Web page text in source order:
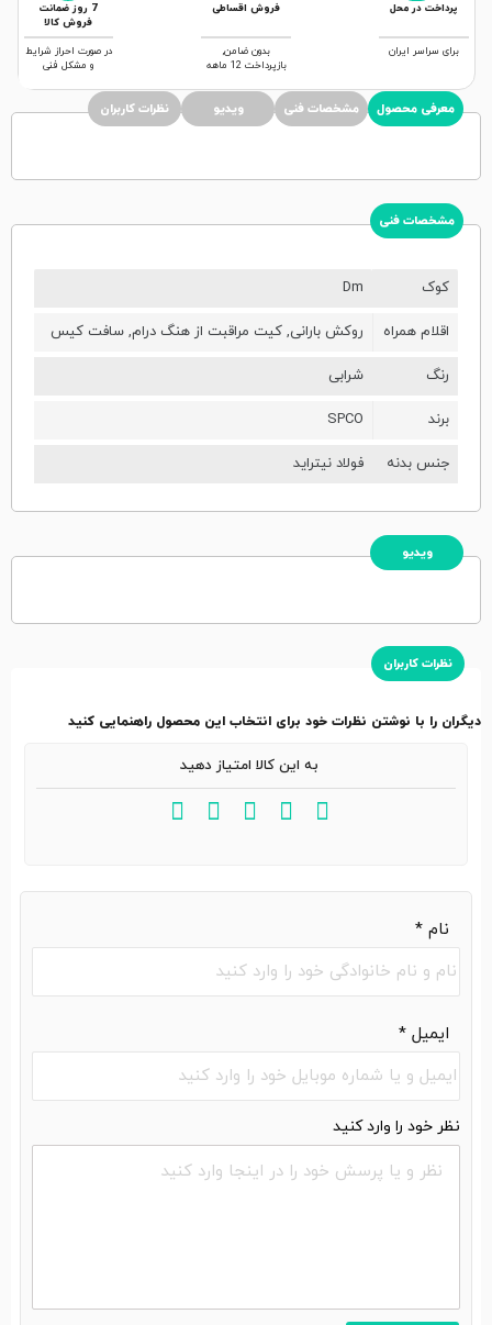
پرداخت در محل
برای سراسر ایران
فروش اقساطی
بدون ضامن,
بازپرداخت 12 ماهه
7 روز ضمانت
فروش کالا
در صورت احراز شرایط
و مشکل فنی
معرفی محصول مشخصات فنی ویدیو نظرات کاربران
مشخصات فنی
کوک Dm
اقلام همراه روکش بارانی, کیت مراقبت از هنگ درام, سافت کیس
رنگ شرابی
برند SPCO
جنس بدنه فولاد نیتراید
ویدیو
نظرات کاربران
دیگران را با نوشتن نظرات خود برای انتخاب این محصول راهنمایی کنید
نام *
ایمیل *
به این کالا امتیاز دهید